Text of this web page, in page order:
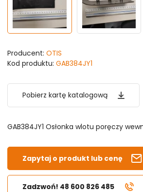
Producent: OTIS
Kod produktu: GAB384JY1
Pobierz kartę katalogową
GAB384JY1 Osłonka wlotu poręczy
Zapytaj o produkt lub cenę
Zadzwoń! 48 600 826 485